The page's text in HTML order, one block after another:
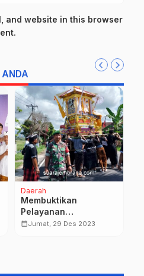
and website in this browser
ANDA
Daerah
Membuktikan
Pelayanan
Masyarakat, Babinsa
calendar_monthJumat, 29 Des 2023